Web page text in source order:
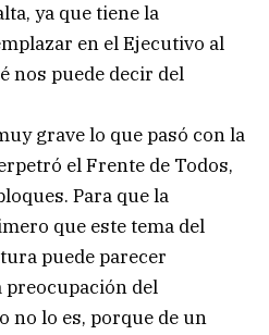
ya que tiene la
en el Ejecutivo al
nos puede decir del
grave lo que pasó con la
el Frente de Todos,
Para que la
que este tema del
puede parecer
preocupación del
no lo es, porque de un